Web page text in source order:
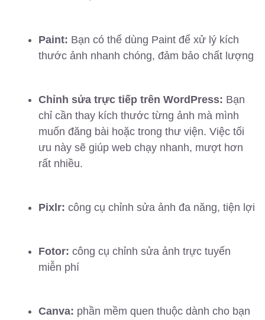
Paint: Bạn có thể dùng Paint để xử lý kích
thước ảnh nhanh chóng, đảm bảo chất lượng
Chỉnh sửa trực tiếp trên WordPress: Bạn
chỉ cần thay kích thước từng ảnh mà mình
muốn đăng bài hoặc trong thư viện. Việc tối
ưu này sẽ giúp web chạy nhanh, mượt hơn
rất nhiều.
Pixlr: công cụ chỉnh sửa ảnh đa năng, tiện lợi
Fotor: công cụ chỉnh sửa ảnh trực tuyến
miễn phí
Canva: phần mềm quen thuộc dành cho bạn